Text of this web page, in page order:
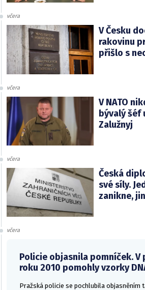
včera
V Česku
rakovinu
přišlo s
včera
V NATO
bývalý šéf
Zalužnyj
včera
Česká
své síly.
zanikne,
včera
Policie objasnila pomníček. V
roku 2010 pomohly vzorky
Pražská policie se pochlubila objasněním